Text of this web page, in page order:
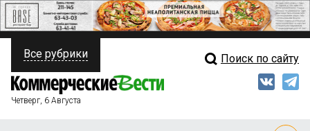
ПОЛИТИКА
ФИНАНСЫ
Свежий выпуск
Все рубрики Поиск по сайту
Четверг, 6 Августа